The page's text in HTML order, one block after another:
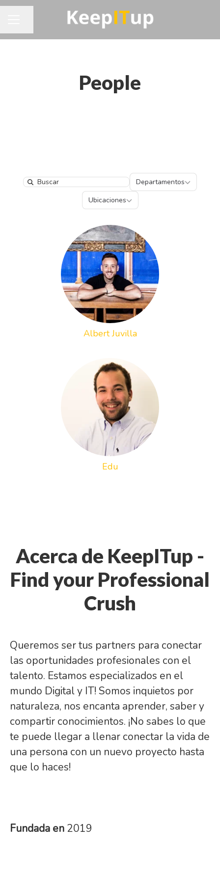
MENÚ DE EMPLEO
Compartir página
People
Search
Departamentos
Departamentos
Ubicaciones
Ubicaciones
Albert Juvilla
Edu
Acerca de KeepITup -
Find your Professional
Crush
Queremos ser tus partners para conectar
las oportunidades profesionales con el
talento. Estamos especializados en el
mundo Digital y IT! Somos inquietos por
naturaleza, nos encanta aprender, saber y
compartir conocimientos. ¡No sabes lo que
te puede llegar a llenar conectar la vida de
una persona con un nuevo proyecto hasta
que lo haces!
Fundada en 2019